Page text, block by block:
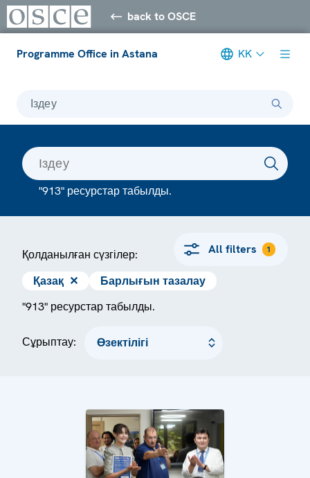
back to OSCE
Programme Office in Astana KK
Іздеу
"913" ресурстар табылды.
Қолданылған сүзгілер: All filters 1
Қазақ ✕
Барлығын тазалау
"913" ресурстар табылды.
Сұрыптау: